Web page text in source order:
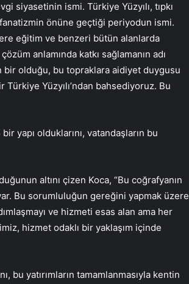
siyasetinin ismi. Türkiye Yüzyılı, tıpkı
önüne geçtiği periyodun ismi.
eğitim ve benzeri bütün alanlarda
anlamında katkı sağlamanın adı
bir olduğu, bu topraklara aidiyet duygusu
Yüzyılı’ndan bahsediyoruz. Bu
yapı olduklarını, vatandaşların bu
altını çizen Koca, “Bu coğrafyanın
Bu sorumluluğun gereğini yapmak üzere
ve hizmeti esas alan ama her
hizmet odaklı bir yaklaşım içinde
bu yatırımların tamamlanmasıyla kentin